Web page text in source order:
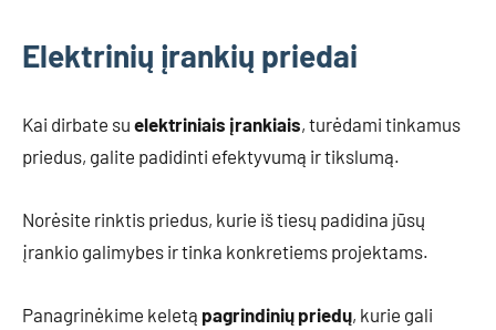
Elektrinių įrankių priedai
Kai dirbate su elektriniais įrankiais, turėdami tinkamus
priedus, galite padidinti efektyvumą ir tikslumą.
Norėsite rinktis priedus, kurie iš tiesų padidina jūsų
įrankio galimybes ir tinka konkretiems projektams.
Panagrinėkime keletą pagrindinių priedų, kurie gali